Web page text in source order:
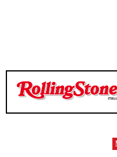
TEMPO DI LETTURA 11
TEMPO DI LETTURA 11